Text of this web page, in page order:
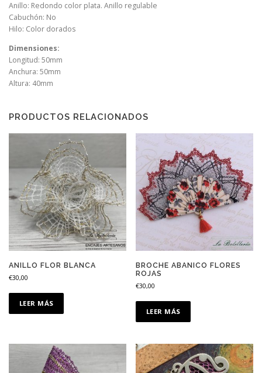
Anillo: Redondo color plata. Anillo regulable
Cabuchón: No
Hilo: Color dorados
Dimensiones:
Longitud: 50mm
Anchura: 50mm
Altura: 40mm
PRODUCTOS RELACIONADOS
ANILLO FLOR BLANCA
€30,00
LEER MÁS
BROCHE ABANICO FLORES
ROJAS
€30,00
LEER MÁS